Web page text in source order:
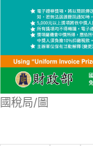
國稅局/圖